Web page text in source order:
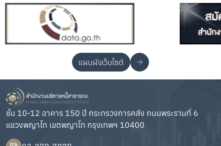
แผนผังเว็บไซต์
ชั้น 10-12 อาคาร 150 ปี กระทรวงการคลัง ถนนพระรามที่ 6
แขวงพญาไท เขตพญาไท กรุงเทพฯ 10400